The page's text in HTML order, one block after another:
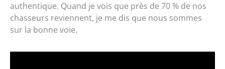
authentique. Quand je vois que près de 70 % de nos
chasseurs reviennent, je me dis que nous sommes
sur la bonne voie.